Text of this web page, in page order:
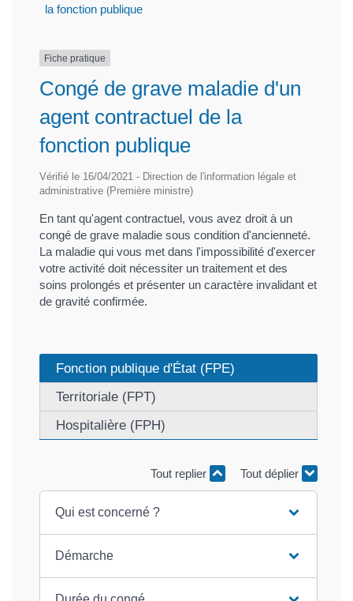
la fonction publique
Fiche pratique
Congé de grave maladie d'un
agent contractuel de la
fonction publique
Vérifié le 16/04/2021 - Direction de l'information légale et
administrative (Première ministre)
En tant qu'agent contractuel, vous avez droit à un
congé de grave maladie sous condition d'ancienneté.
La maladie qui vous met dans l'impossibilité d'exercer
votre activité doit nécessiter un traitement et des
soins prolongés et présenter un caractère invalidant et
de gravité confirmée.
Fonction publique d'État (FPE)
Territoriale (FPT)
Hospitalière (FPH)
Tout replier Tout déplier
Qui est concerné ?
Démarche